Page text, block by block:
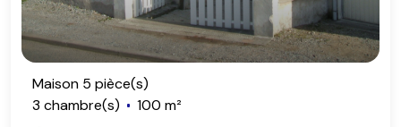
Maison 5 pièce(s)
3 chambre(s)
100 m²